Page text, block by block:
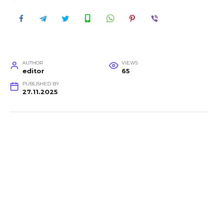
AUTHOR
editor
VIEWS
65
PUBLISHED BY
27.11.2025